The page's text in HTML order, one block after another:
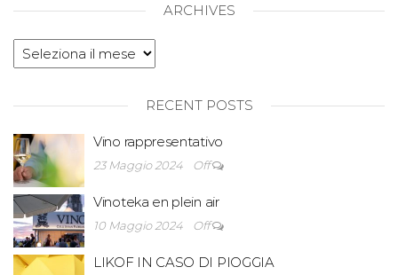
ARCHIVES
RECENT POSTS
Vino rappresentativo
23 Maggio 2024 Off
Vinoteka en plein air
10 Maggio 2024 Off
LIKOF IN CASO DI PIOGGIA